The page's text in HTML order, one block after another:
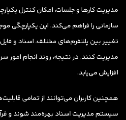
مدیریت کارها و جلسات، امکان کنترل
سازمانی را فراهم می‌کند. این یکپارچگی
تغییر بین پلتفرم‌های مختلف، اسناد و
مدیریت کنند. در نتیجه، روند انجام
افزایش می‌یابد.
همچنین کاربران می‌توانند از تمامی
سیستم مدیریت اسناد بهره‌مند شوند و